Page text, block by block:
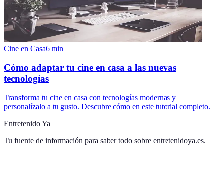
Cine en Casa6 min
Cómo adaptar tu cine en casa a las nuevas
tecnologías
Transforma tu cine en casa con tecnologías modernas y
personalízalo a tu gusto. Descubre cómo en este tutorial completo.
Entretenido Ya
Tu fuente de información para saber todo sobre entretenidoya.es.